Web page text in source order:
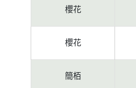
櫻花
櫻花
簡栢